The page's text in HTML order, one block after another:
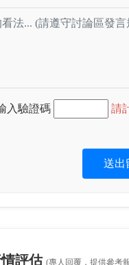
入驗證碼
請
送出
評估 (專人回覆，提供參考